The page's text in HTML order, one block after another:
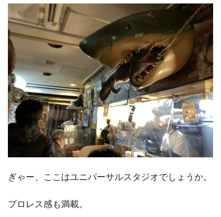
ぎゃー、ここはユニバーサルスタジオでしょうか。
プロレス感も満載。